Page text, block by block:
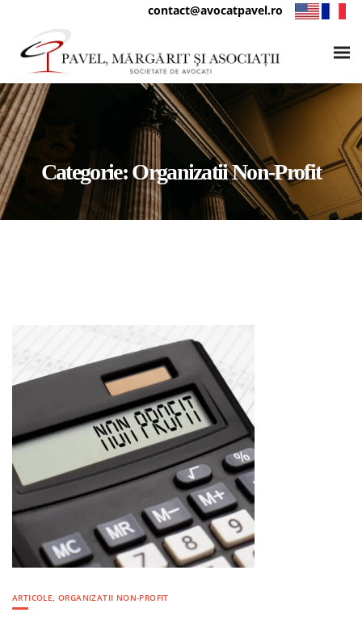
contact@avocatpavel.ro
Categorie:Organizatii Non-Profit
ARTICOLE,ORGANIZATII NON-PROFIT